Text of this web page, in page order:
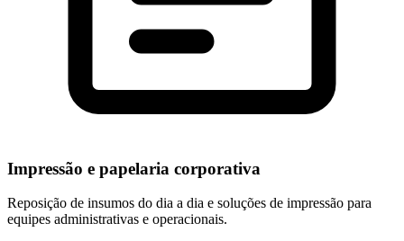
Impressão e papelaria corporativa
Reposição de insumos do dia a dia e soluções de impressão para
equipes administrativas e operacionais.